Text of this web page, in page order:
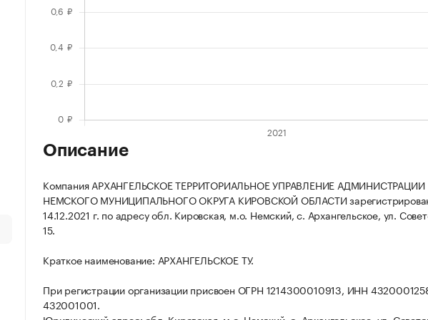
Описание
Компания АРХАНГЕЛЬСКОЕ ТЕРРИТОРИАЛЬНОЕ УПРАВЛЕНИЕ АДМИНИСТРАЦИИ
НЕМСКОГО МУНИЦИПАЛЬНОГО ОКРУГА КИРОВСКОЙ ОБЛАСТИ
14.12.2021 г. по адресу обл. Кировская, м.о. Немский, с. Архангельское, ул.
15.
Краткое наименование: АРХАНГЕЛЬСКОЕ ТУ.
При регистрации организации присвоен ОГРН 1214300010913, ИНН
432001001.